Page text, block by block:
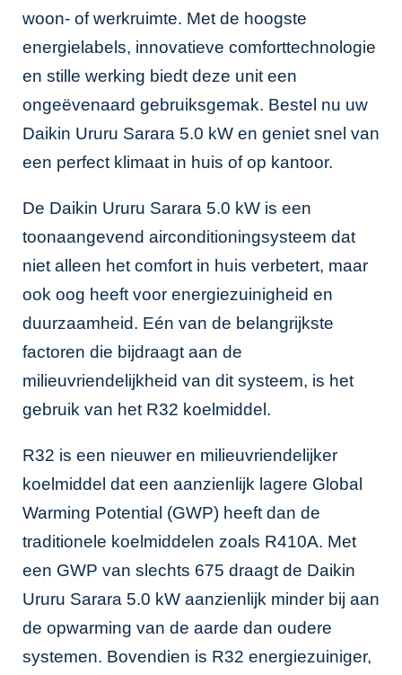
woon- of werkruimte. Met de hoogste
energielabels, innovatieve comforttechnologie
en stille werking biedt deze unit een
ongeëvenaard gebruiksgemak. Bestel nu uw
Daikin Ururu Sarara 5.0 kW en geniet snel van
een perfect klimaat in huis of op kantoor.
De Daikin Ururu Sarara 5.0 kW is een
toonaangevend airconditioningsysteem dat
niet alleen het comfort in huis verbetert, maar
ook oog heeft voor energiezuinigheid en
duurzaamheid. Eén van de belangrijkste
factoren die bijdraagt aan de
milieuvriendelijkheid van dit systeem, is het
gebruik van het R32 koelmiddel.
R32 is een nieuwer en milieuvriendelijker
koelmiddel dat een aanzienlijk lagere Global
Warming Potential (GWP) heeft dan de
traditionele koelmiddelen zoals R410A. Met
een GWP van slechts 675 draagt de Daikin
Ururu Sarara 5.0 kW aanzienlijk minder bij aan
de opwarming van de aarde dan oudere
systemen. Bovendien is R32 energiezuiniger,